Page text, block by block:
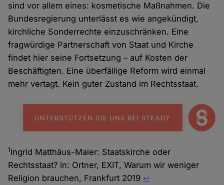
sind vor allem eines: kosmetische Maßnahmen. Die
Bundesregierung unterlässt es wie angekündigt,
kirchliche Sonderrechte einzuschränken. Eine
fragwürdige Partnerschaft von Staat und Kirche
findet hier seine Fortsetzung – auf Kosten der
Beschäftigten. Eine überfällige Reform wird einmal
mehr vertagt. Kein guter Zustand im Rechtsstaat.
1Ingrid Matthäus-Maier: Staatskirche oder
Rechtsstaat? in: Ortner, EXIT, Warum wir weniger
Religion brauchen, Frankfurt 2019 ↩︎